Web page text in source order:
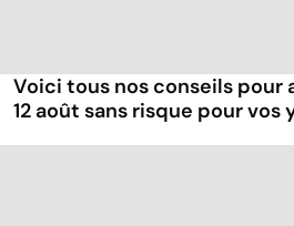
Voici tous nos conseils pour
12 août sans risque pour vos